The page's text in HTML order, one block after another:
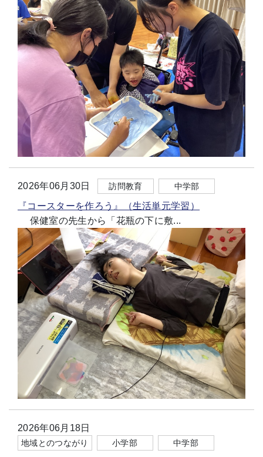
2026年06月30日 訪問教育 中学部
『コースターを作ろう』（生活単元学習）
保健室の先生から「花瓶の下に敷...
2026年06月18日
地域とのつながり 小学部 中学部